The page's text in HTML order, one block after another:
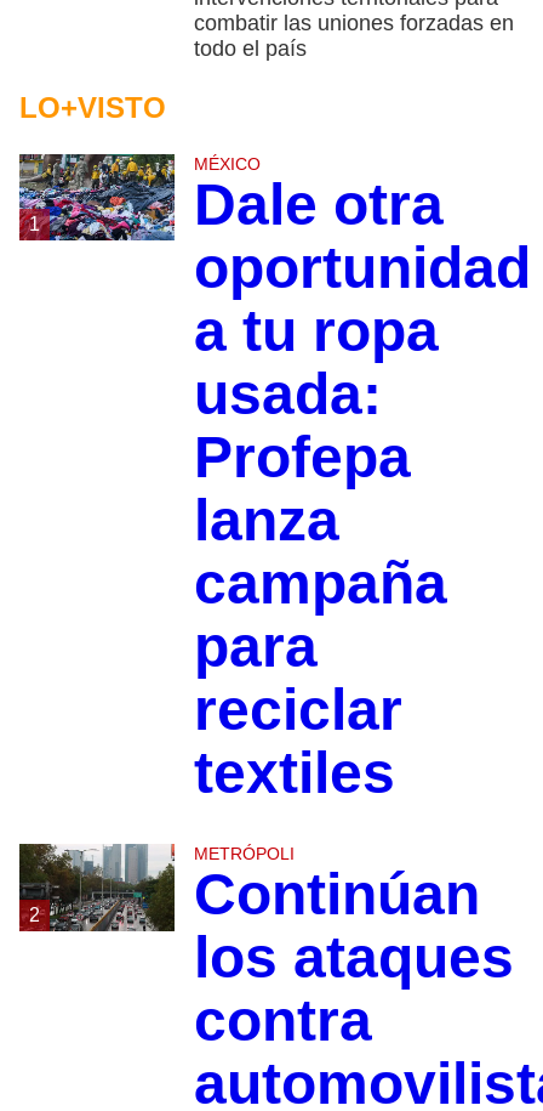
combatir las uniones forzadas en
todo el país
LO+VISTO
1
MÉXICO
Dale otra
oportunidad
a tu ropa
usada:
Profepa
lanza
campaña
para
reciclar
textiles
2
METRÓPOLI
Continúan
los ataques
contra